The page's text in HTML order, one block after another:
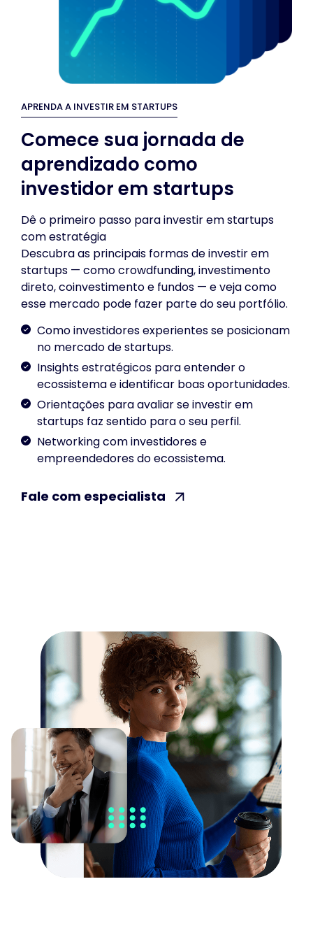
APRENDA A INVESTIR EM STARTUPS
Comece sua jornada de
aprendizado como
investidor em startups
Dê o primeiro passo para investir em startups
com estratégia
Descubra as principais formas de investir em
startups — como crowdfunding, investimento
direto, coinvestimento e fundos — e veja como
esse mercado pode fazer parte do seu portfólio.
Como investidores experientes se posicionam
no mercado de startups.
Insights estratégicos para entender o
ecossistema e identificar boas oportunidades.
Orientações para avaliar se investir em
startups faz sentido para o seu perfil.
Networking com investidores e
empreendedores do ecossistema.
Fale com especialista